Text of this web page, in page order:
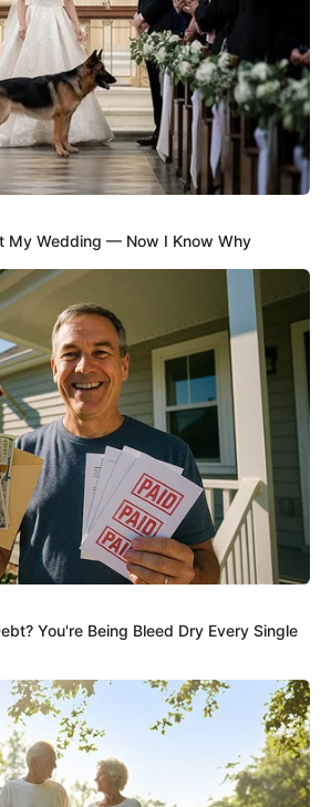
el 23 de agosto de 1990, por lo
edad. Así que Manco puede
si es que se vuelve a vestir de
Núñez revela sufrir porque su pareja le
sobre la vez que lo
irse de juerga
en un meme andante tras
escena después de una
apareció cargado en los brazos de
ser su primo.
huev.. (…) El taxista era mi primo.
'mareado', pero caminando.
quedé dormido como una 'piedra'
tuvo la confianza de llevarme a mi
sobre aquel día.